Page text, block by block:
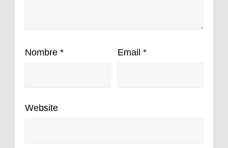
Nombre * Email *
Website